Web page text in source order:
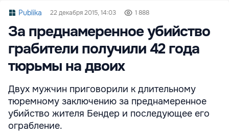
Publika 22 декабря 2015, 14:03 1 888
За преднамеренное убийство
грабители получили 42 года
тюрьмы на двоих
Двух мужчин приговорили к длительному
тюремному заключению за преднамеренное
убийство жителя Бендер и последующее его
ограбление.